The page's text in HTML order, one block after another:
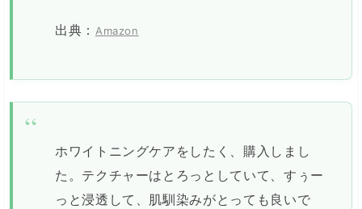
出典： Amazon
ホワイトニングケアをしたく、購入しまし
た。テクチャーはとろっとしていて、すぅー
っと浸透して、肌馴染みがとっても良いで